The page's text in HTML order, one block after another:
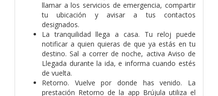
llamar a los servicios de emergencia, compartir
tu ubicación y avisar a tus contactos
designados.
La tranquilidad llega a casa. Tu reloj puede
notificar a quien quieras de que ya estás en tu
destino. Sal a correr de noche, activa Aviso de
Llegada durante la ida, e informa cuando estés
de vuelta.
Retorno. Vuelve por donde has venido. La
prestación Retorno de la app Brújula utiliza el